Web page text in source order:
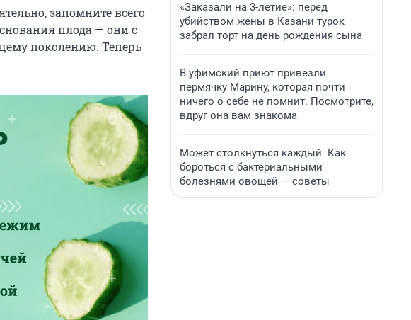
запомните всего
плода — они с
поколению. Теперь
«Заказали на 3-летие»: перед
убийством жены в Казани турок
забрал торт на день рождения сына
В уфимский приют привезли
пермячку Марину, которая почти
ничего о себе не помнит. Посмотрите,
вдруг она вам знакома
Может столкнуться каждый. Как
бороться с бактериальными
болезнями овощей — советы